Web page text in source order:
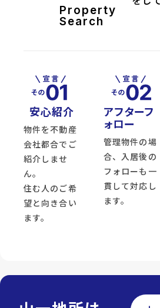
Property
Search
安心紹介
物件を不動産
会社都合でご
紹介しませ
ん。
住む人のご希
望と向き合い
ます。
アフターフ
ォロー
管理物件の場
合、入居後の
フォローも一
貫して対応し
ます。